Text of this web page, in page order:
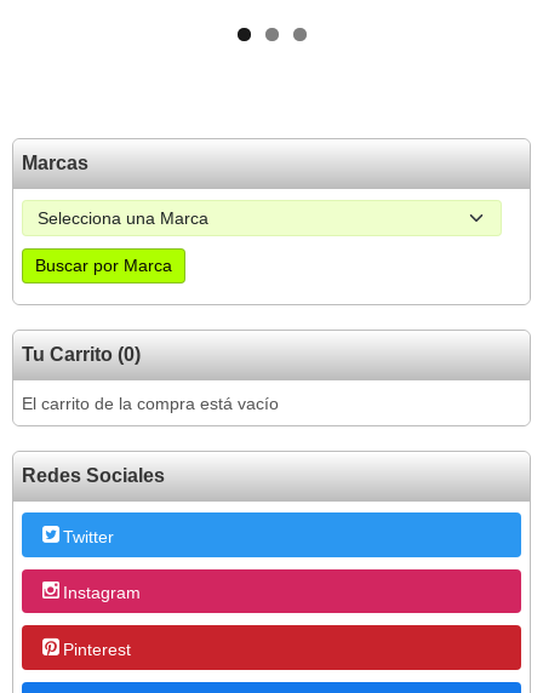
Marcas
Tu Carrito (0)
El carrito de la compra está vacío
Redes Sociales
Twitter
Instagram
Pinterest